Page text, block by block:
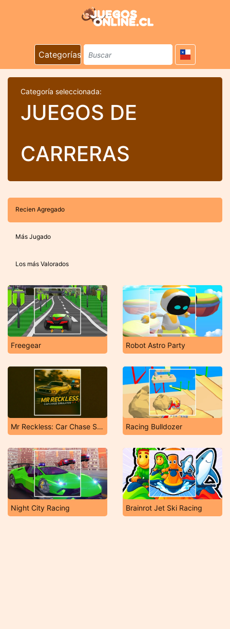
Categorías
Categoría seleccionada:
JUEGOS DE
CARRERAS
Recien Agregado
Más Jugado
Los más Valorados
Freegear Robot Astro Party
Mr Reckless: Car Chase Simulator Racing Bulldozer
Night City Racing Brainrot Jet Ski Racing